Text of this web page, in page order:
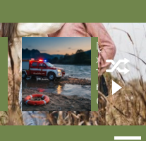
хроніка
Трагедія
купання